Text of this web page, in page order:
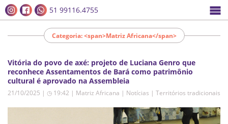
51 99116.4755
Categoria: <span>Matriz Africana</span>
Vitória do povo de axé: projeto de Luciana Genro que
reconhece Assentamentos de Bará como patrimônio
cultural é aprovado na Assembleia
21/10/2025 | ◷ 19:42 | Matriz Africana | Notícias | Territórios tradicionais